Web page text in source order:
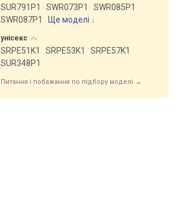
SUR791P1
SWR073P1
SWR085P1
SWR087P1
Ще моделі ↓
унісекс
SRPE51K1 SRPE53K1
SRPE57K1
SUR348P1
Питання і побажання по підбору моделі →